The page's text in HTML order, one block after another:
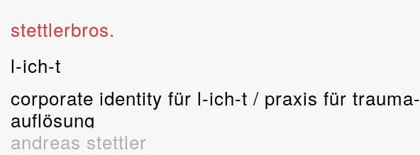
stettlerbros.
l-ich-t
corporate identity für l-ich-t / praxis für trauma-
auflösung
andreas stettler